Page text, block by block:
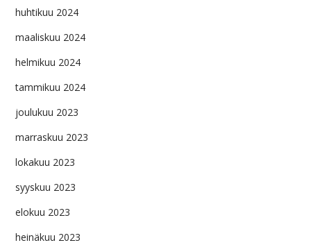
huhtikuu 2024
maaliskuu 2024
helmikuu 2024
tammikuu 2024
joulukuu 2023
marraskuu 2023
lokakuu 2023
syyskuu 2023
elokuu 2023
heinäkuu 2023